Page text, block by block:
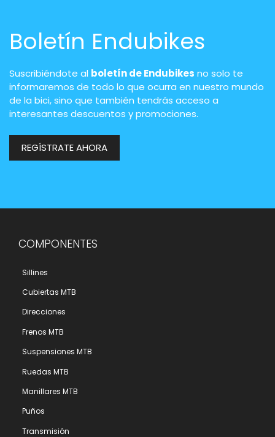
Boletín Endubikes
Suscribiéndote al boletín de Endubikes no solo te
informaremos de todo lo que ocurra en nuestro mundo
de la bici, sino que también tendrás acceso a
interesantes descuentos y promociones.
REGÍSTRATE AHORA
COMPONENTES
Sillines
Cubiertas MTB
Direcciones
Frenos MTB
Suspensiones MTB
Ruedas MTB
Manillares MTB
Puños
Transmisión